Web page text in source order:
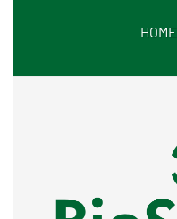
HOME